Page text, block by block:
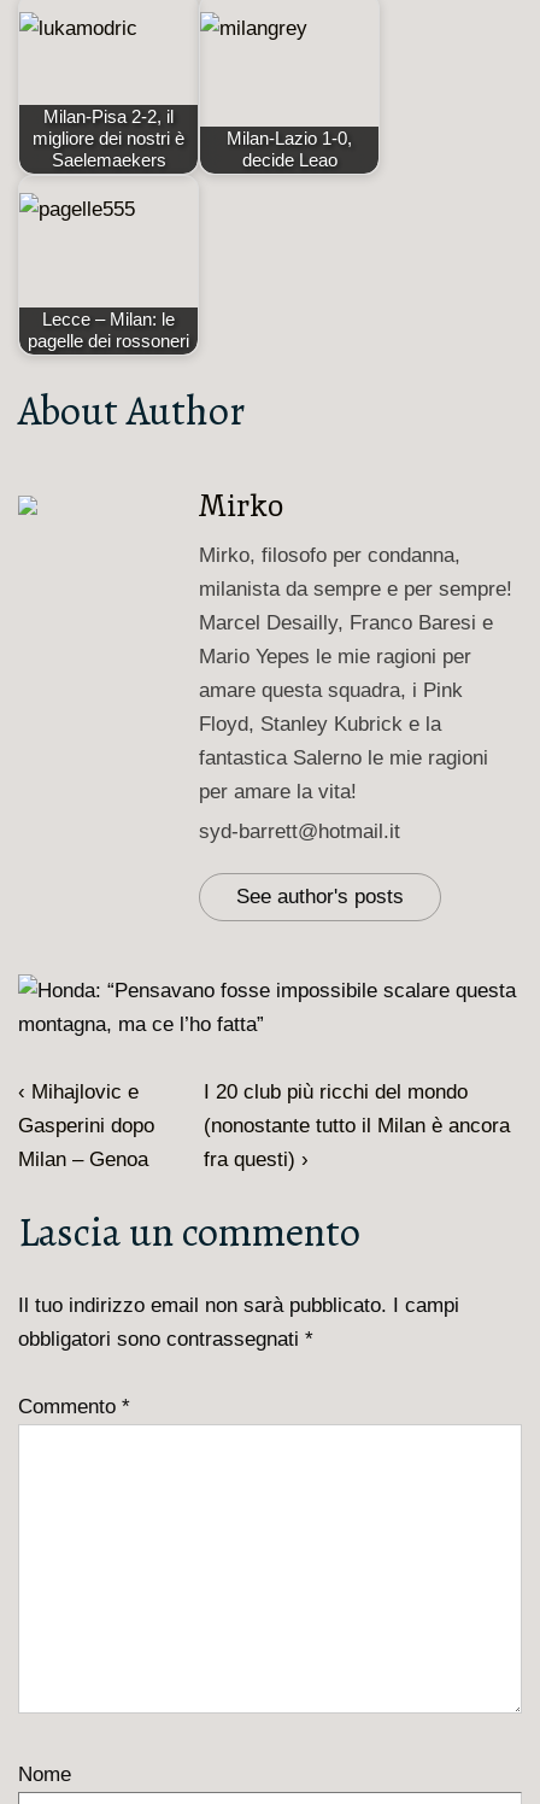
Milan-Pisa 2-2, il
migliore dei nostri è
Saelemaekers
Milan-Lazio 1-0,
decide Leao
Lecce – Milan: le
pagelle dei rossoneri
About Author
Mirko
Mirko, filosofo per condanna,
milanista da sempre e per sempre!
Marcel Desailly, Franco Baresi e
Mario Yepes le mie ragioni per
amare questa squadra, i Pink
Floyd, Stanley Kubrick e la
fantastica Salerno le mie ragioni
per amare la vita!
syd-barrett@hotmail.it
See author's posts
Navigazione
articoli
L'articolo
precedente
è
‹ Mihajlovic e
Gasperini dopo
Milan – Genoa
Il
prossimo
articolo
I 20 club più ricchi del mondo
(nonostante tutto il Milan è ancora
fra questi) ›
Lascia un commento
Il tuo indirizzo email non sarà pubblicato. I campi
obbligatori sono contrassegnati *
Commento *
Nome